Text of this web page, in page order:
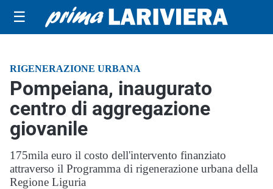
☰
RIGENERAZIONE URBANA
Pompeiana, inaugurato
centro di aggregazione
giovanile
175mila euro il costo dell'intervento finanziato
attraverso il Programma di rigenerazione urbana della
Regione Liguria